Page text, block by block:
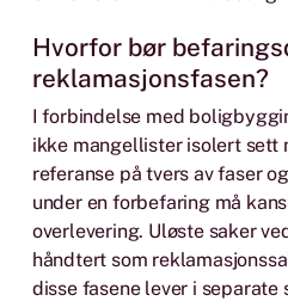
Hvorfor bør
reklamasjonsfasen?
I forbindelse med
ikke mangellister isolert sett
referanse på tvers av faser
under en forbefaring må
overlevering. Uløste saker
håndtert som
disse fasene lever i separate